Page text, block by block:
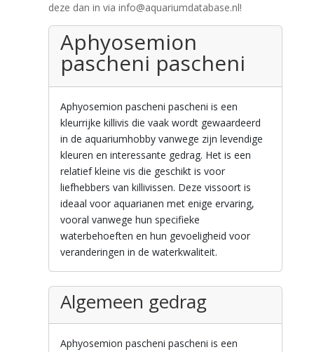
deze dan in via info@aquariumdatabase.nl!
Aphyosemion
pascheni pascheni
Aphyosemion pascheni pascheni is een
kleurrijke killivis die vaak wordt gewaardeerd
in de aquariumhobby vanwege zijn levendige
kleuren en interessante gedrag. Het is een
relatief kleine vis die geschikt is voor
liefhebbers van killivissen. Deze vissoort is
ideaal voor aquarianen met enige ervaring,
vooral vanwege hun specifieke
waterbehoeften en hun gevoeligheid voor
veranderingen in de waterkwaliteit.
Algemeen gedrag
Aphyosemion pascheni pascheni is een